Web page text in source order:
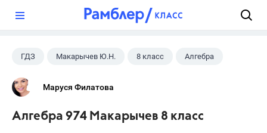
ГДЗ Макарычев Ю.Н. 8 класс Алгебра
Маруся Филатова
Алгебра 974 Макарычев 8 класс